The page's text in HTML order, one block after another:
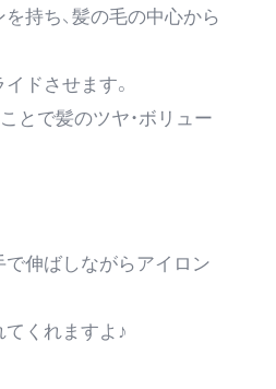
持ち、髪の毛の中心から
イド させます。
とで髪のツヤ・ボリュー
伸ばしながらアイロン
くれますよ♪